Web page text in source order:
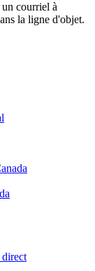
courriel à
la ligne d'objet.